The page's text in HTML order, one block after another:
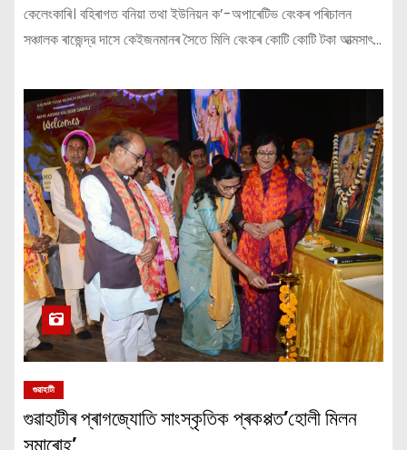
কেলেংকাৰি। বহিৰাগত বনিয়া তথা ইউনিয়ন ক’-অপাৰেটিভ বেংকৰ পৰিচালন
সঞ্চালক ৰাজেন্দ্র দাসে কেইজনমানৰ সৈতে মিলি বেংকৰ কোটি কোটি টকা আত্মসাৎ…
গুৱাহাটী
গুৱাহাটীৰ প্ৰাগজ্যোতি সাংস্কৃতিক প্ৰকপ্পত’হোলী মিলন
সমাৰোহ’